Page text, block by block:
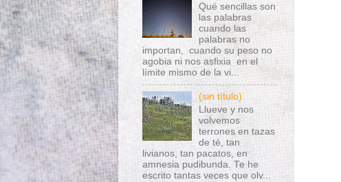
Qué sencillas son
las palabras
cuando las
palabras no
importan, cuando su peso no
agobia ni nos asfixia en el
límite mismo de la vi...
(sin título)
Llueve y nos
volvemos
terrones en tazas
de té, tan
livianos, tan pacatos, en
amnesia pudibunda. Te he
escrito tantas veces que olv...